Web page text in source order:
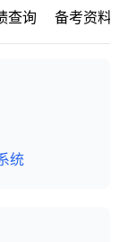
查询 备考资料
统